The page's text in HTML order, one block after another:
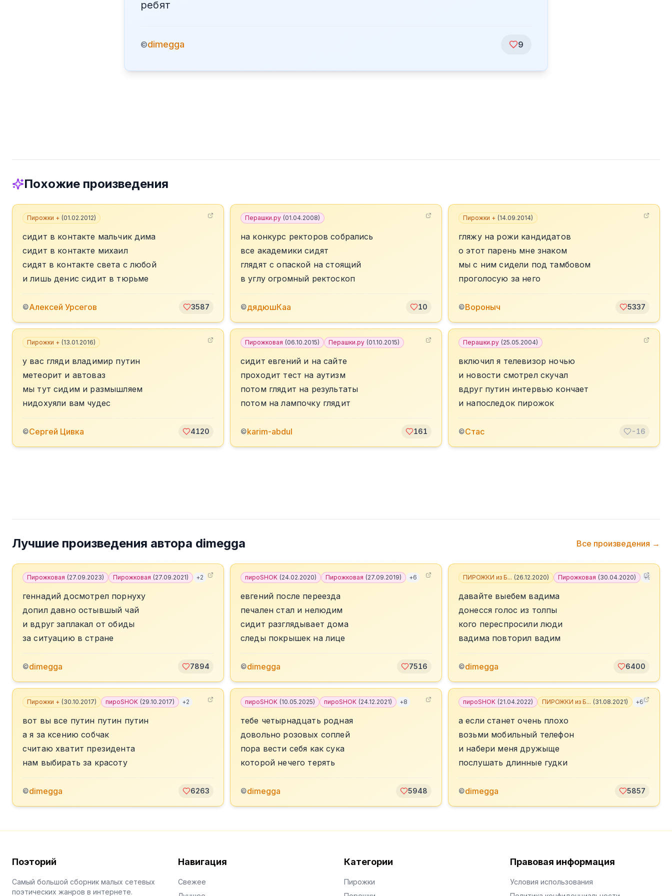
ребят
©dimegga 9
Похожие произведения
Пирожки + (01.02.2012)
сидит в контакте мальчик дима
сидит в контакте михаил
сидят в контакте света с любой
и лишь денис сидит в тюрьме
©Алексей Урсегов 3587
Перашки.ру (01.04.2008)
на конкурс ректоров собрались
все академики сидят
глядят с опаской на стоящий
в углу огромный ректоскоп
©дядюшКаа 10
Пирожки + (14.09.2014)
гляжу на рожи кандидатов
о этот парень мне знаком
мы с ним сидели под тамбовом
проголосую за него
©Вороныч 5337
Пирожки + (13.01.2016)
у вас гляди владимир путин
метеорит и автоваз
мы тут сидим и размышляем
нидохуяли вам чудес
©Сергей Цивка 4120
Пирожковая (06.10.2015) Перашки.ру (01.10.2015)
сидит евгений и на сайте
проходит тест на аутизм
потом глядит на результаты
потом на лампочку глядит
©karim-abdul 161
Перашки.ру (25.05.2004)
включил я телевизор ночью
и новости смотрел скучал
вдруг путин интервью кончает
и напоследок пирожок
©Стас -16
Лучшие произведения автора dimegga Все произведения →
Пирожковая (27.09.2023) Пирожковая (27.09.2021) +2
геннадий досмотрел порнуху
допил давно остывшый чай
и вдруг заплакал от обиды
за ситуацию в стране
©dimegga 7894
пироSHOK (24.02.2020) Пирожковая (27.09.2019) +6
евгений после переезда
печален стал и нелюдим
сидит разглядывает дома
следы покрышек на лице
©dimegga 7516
ПИРОЖКИ из Б... (26.12.2020) Пирожковая (30.04.2020) +9
давайте выебем вадима
донесся голос из толпы
кого переспросили люди
вадима повторил вадим
©dimegga 6400
Пирожки + (30.10.2017) пироSHOK (29.10.2017) +2
вот вы все путин путин путин
а я за ксению собчак
считаю хватит президента
нам выбирать за красоту
©dimegga 6263
пироSHOK (10.05.2025) пироSHOK (24.12.2021) +8
тебе четырнадцать родная
довольно розовых соплей
пора вести себя как сука
которой нечего терять
©dimegga 5948
пироSHOK (21.04.2022) ПИРОЖКИ из Б... (31.08.2021) +6
а если станет очень плохо
возьми мобильный телефон
и набери меня дружыще
послушать длинные гудки
©dimegga 5857
Поэторий
Самый большой сборник малых сетевых
поэтических жанров в интернете.
Навигация
Свежее
Категории
Пирожки
Правовая информация
Условия использования